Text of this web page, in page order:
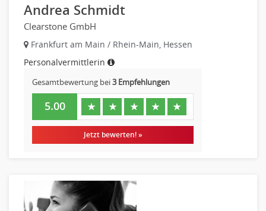
Andrea Schmidt
Clearstone GmbH
Frankfurt am Main / Rhein-Main, Hessen
Personalvermittlerin
Gesamtbewertung bei3 Empfehlungen
5.00 ★ ★ ★ ★ ★
Jetzt bewerten! »